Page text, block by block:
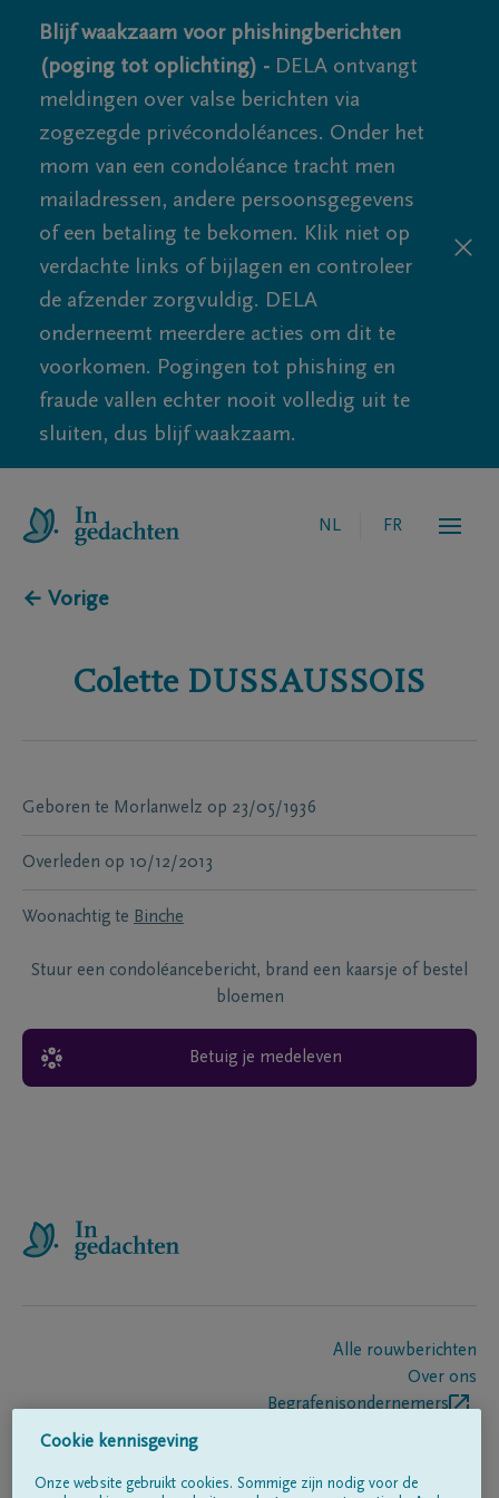
Blijf waakzaam voor phishingberichten
(poging tot oplichting) - DELA ontvangt
meldingen over valse berichten via
zogezegde privécondoléances. Onder het
mom van een condoléance tracht men
mailadressen, andere persoonsgegevens
of een betaling te bekomen. Klik niet op
verdachte links of bijlagen en controleer
de afzender zorgvuldig. DELA
onderneemt meerdere acties om dit te
voorkomen. Pogingen tot phishing en
fraude vallen echter nooit volledig uit te
sluiten, dus blijf waakzaam.
NL FR
← Vorige
Colette DUSSAUSSOIS
Geboren te Morlanwelz op 23/05/1936
Overleden op 10/12/2013
Woonachtig te Binche
Stuur een condoléancebericht, brand een kaarsje of bestel
bloemen
Betuig je medeleven
Alle rouwberichten
Over ons
Begrafenisondernemers
Cookie kennisgeving
Onze website gebruikt cookies. Sommige zijn nodig voor de